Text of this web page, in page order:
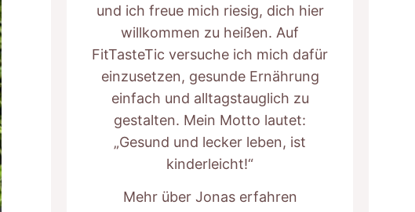
und ich freue mich riesig, dich hier
willkommen zu heißen. Auf
FitTasteTic versuche ich mich dafür
einzusetzen, gesunde Ernährung
einfach und alltagstauglich zu
gestalten. Mein Motto lautet:
„Gesund und lecker leben, ist
kinderleicht!“
Mehr über Jonas erfahren